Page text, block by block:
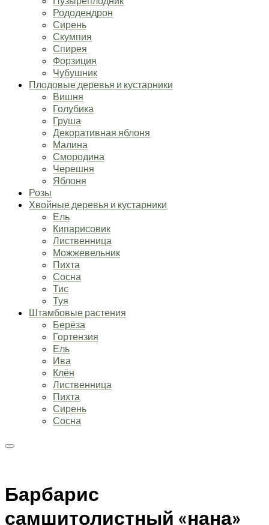
Рододендрон
Сирень
Скумпия
Спирея
Форзиция
Чубушник
Плодовые деревья и кустарники
Вишня
Голубика
Груша
Декоративная яблоня
Малина
Смородина
Черешня
Яблоня
Розы
Хвойные деревья и кустарники
Ель
Кипарисовик
Лиственница
Можжевельник
Пихта
Сосна
Тис
Туя
Штамбовые растения
Берёза
Гортензия
Ель
Ива
Клён
Лиственница
Пихта
Сирень
Сосна
Барбарис
самшитолистный «нана»